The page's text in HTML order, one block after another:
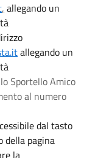
, allegando un
allegando un
Sportello Amico
al numero
dal tasto
della pagina
la